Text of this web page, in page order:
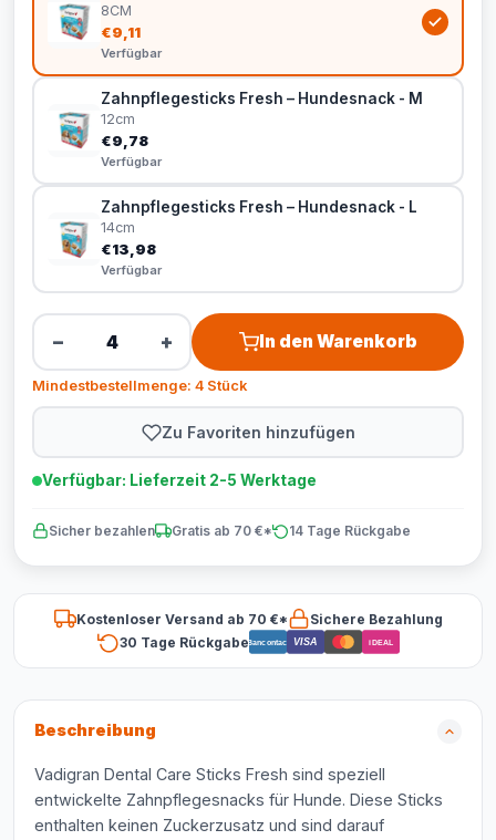
8CM
€9,11
Verfügbar
Zahnpflegesticks Fresh – Hundesnack - M
12cm
€9,78
Verfügbar
Zahnpflegesticks Fresh – Hundesnack - L
14cm
€13,98
Verfügbar
− + In den Warenkorb
Mindestbestellmenge: 4 Stück
Zu Favoriten hinzufügen
Verfügbar: Lieferzeit 2-5 Werktage
Sicher bezahlen Gratis ab 70 €* 14 Tage Rückgabe
Kostenloser Versand ab 70 €*
Sichere Bezahlung
30 Tage RückgabeBancontact VISA iDEAL
Beschreibung
Vadigran Dental Care Sticks Fresh sind speziell
entwickelte Zahnpflegesnacks für Hunde. Diese Sticks
enthalten keinen Zuckerzusatz und sind darauf